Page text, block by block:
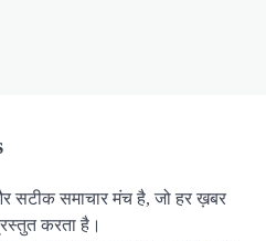
सटीक समाचार मंच है, जो हर ख़बर
करता है।